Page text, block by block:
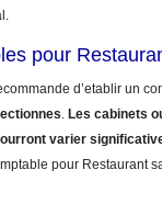
pour
d’etablir un
. Les cabinets
varier
pour Restaurant